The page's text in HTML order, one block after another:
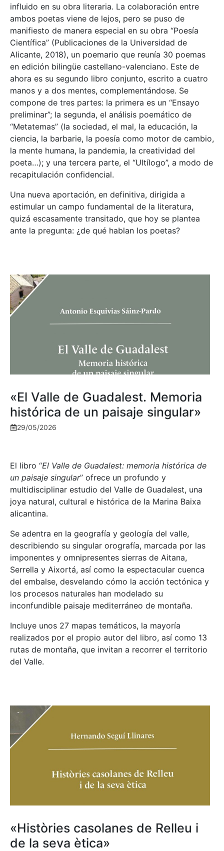
influido en su obra literaria. La colaboración entre
ambos poetas viene de lejos, pero se puso de
manifiesto de manera especial en su obra “Poesía
Científica” (Publicaciones de la Universidad de
Alicante, 2018), un poemario que reunía 30 poemas
en edición bilingüe castellano-valenciano. Este de
ahora es su segundo libro conjunto, escrito a cuatro
manos y a dos mentes, complementándose. Se
compone de tres partes: la primera es un “Ensayo
preliminar”; la segunda, el análisis poemático de
“Metatemas” (la sociedad, el mal, la educación, la
ciencia, la barbarie, la poesía como motor de cambio,
la mente humana, la pandemia, la creatividad del
poeta…); y una tercera parte, el “Ultílogo”, a modo de
recapitulación confidencial.
Una nueva aportación, en definitiva, dirigida a
estimular un campo fundamental de la literatura,
quizá escasamente transitado, que hoy se plantea
ante la pregunta: ¿de qué hablan los poetas?
«El Valle de Guadalest. Memoria
histórica de un paisaje singular»
29/05/2026
El libro “El Valle de Guadalest: memoria histórica de
un paisaje singular” ofrece un profundo y
multidisciplinar estudio del Valle de Guadalest, una
joya natural, cultural e histórica de la Marina Baixa
alicantina.
Se adentra en la geografía y geología del valle,
describiendo su singular orografía, marcada por las
imponentes y omnipresentes sierras de Aitana,
Serrella y Aixortá, así como la espectacular cuenca
del embalse, desvelando cómo la acción tectónica y
los procesos naturales han modelado su
inconfundible paisaje mediterráneo de montaña.
Incluye unos 27 mapas temáticos, la mayoría
realizados por el propio autor del libro, así como 13
rutas de montaña, que invitan a recorrer el territorio
del Valle.
«Històries casolanes de Relleu i
de la seva ètica»